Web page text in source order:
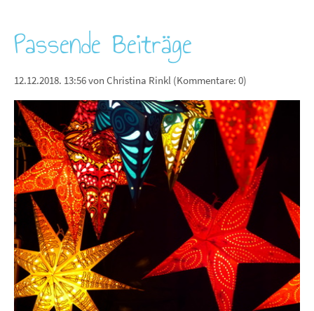
Passende Beiträge
12.12.2018. 13:56von Christina Rinkl (Kommentare: 0)